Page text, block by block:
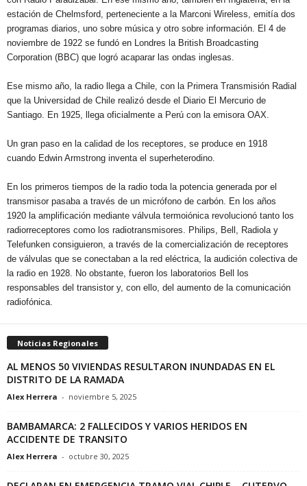
estación de Chelmsford, perteneciente a la Marconi Wireless, emitía dos
programas diarios, uno sobre música y otro sobre información. El 4 de
noviembre de 1922 se fundó en Londres la British Broadcasting
Corporation (BBC) que logró acaparar las ondas inglesas.
Ese mismo año, la radio llega a Chile, con la Primera Transmisión Radial
que la Universidad de Chile realizó desde el Diario El Mercurio de
Santiago. En 1925, llega oficialmente a Perú con la emisora OAX.
Un gran paso en la calidad de los receptores, se produce en 1918
cuando Edwin Armstrong inventa el superheterodino.
En los primeros tiempos de la radio toda la potencia generada por el
transmisor pasaba a través de un micrófono de carbón. En los años
1920 la amplificación mediante válvula termoiónica revolucionó tanto los
radiorreceptores como los radiotransmisores. Philips, Bell, Radiola y
Telefunken consiguieron, a través de la comercialización de receptores
de válvulas que se conectaban a la red eléctrica, la audición colectiva de
la radio en 1928. No obstante, fueron los laboratorios Bell los
responsables del transistor y, con ello, del aumento de la comunicación
radiofónica.
Noticias Regionales
AL MENOS 50 VIVIENDAS RESULTARON INUNDADAS EN EL
DISTRITO DE LA RAMADA
Alex Herrera - noviembre 5, 2025
BAMBAMARCA: 2 FALLECIDOS Y VARIOS HERIDOS EN
ACCIDENTE DE TRANSITO
Alex Herrera - octubre 30, 2025